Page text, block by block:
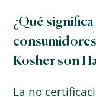
¿Qué
Kosher son
La no